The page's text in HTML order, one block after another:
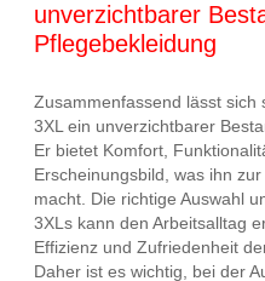
unverzichtbarer
Pflegebekleidung
Zusammenfassend lässt sich
3XL ein unverzichtbarer
Er bietet Komfort,
Erscheinungsbild, was ihn
macht. Die richtige Auswahl
3XLs kann den Arbeitsalltag
Effizienz und Zufriedenheit
Daher ist es wichtig, bei der